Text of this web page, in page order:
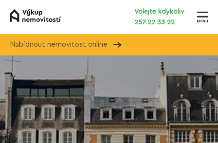
Volejte kdykoliv
257 22 33 22
Nabídnout nemovitost online